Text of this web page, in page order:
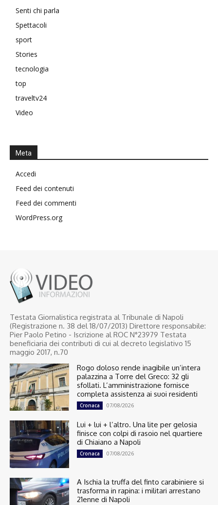
Senti chi parla
Spettacoli
sport
Stories
tecnologia
top
traveltv24
Video
Meta
Accedi
Feed dei contenuti
Feed dei commenti
WordPress.org
Testata Giornalistica registrata al Tribunale di Napoli
(Registrazione n. 38 del 18/07/2013) Direttore responsabile:
Pier Paolo Petino - Iscrizione al ROC N°23979 Testata
beneficiaria dei contributi di cui al decreto legislativo 15
maggio 2017, n.70
Rogo doloso rende inagibile un’intera
palazzina a Torre del Greco: 32 gli
sfollati. L’amministrazione fornisce
completa assistenza ai suoi residenti
Cronaca 07/08/2026
Lui + lui + l’altro. Una lite per gelosia
finisce con colpi di rasoio nel quartiere
di Chiaiano a Napoli
Cronaca 07/08/2026
A Ischia la truffa del finto carabiniere si
trasforma in rapina: i militari arrestano
21enne di Napoli